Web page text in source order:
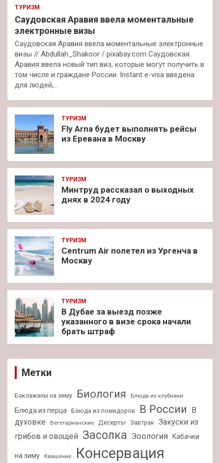
ТУРИЗМ
Саудовская Аравия ввела моментальные
электронные визы
Саудовская Аравия ввела моментальные электронные
визы // Abdullah_Shakoor / pixabay.com Саудовская
Аравия ввела новый тип виз, которые могут получить в
том числе и граждане России. Instant e-visa введена
для людей,…
ТУРИЗМ
Fly Arna будет выполнять рейсы
из Еревана в Москву
ТУРИЗМ
Минтруд рассказал о выходных
днях в 2024 году
ТУРИЗМ
Centrum Air полетел из Ургенча в
Москву
ТУРИЗМ
В Дубае за выезд позже
указанного в визе срока начали
брать штраф
Метки
Баклажаны на зиму Биология Блюда из клубники
Блюда из перца Блюда из помидоров В России
В
духовке
Вегетарианские Десерты Завтрак
Закуски из
грибов и овощей Засолка Зоология Кабачки
на зиму Квашение Консервация